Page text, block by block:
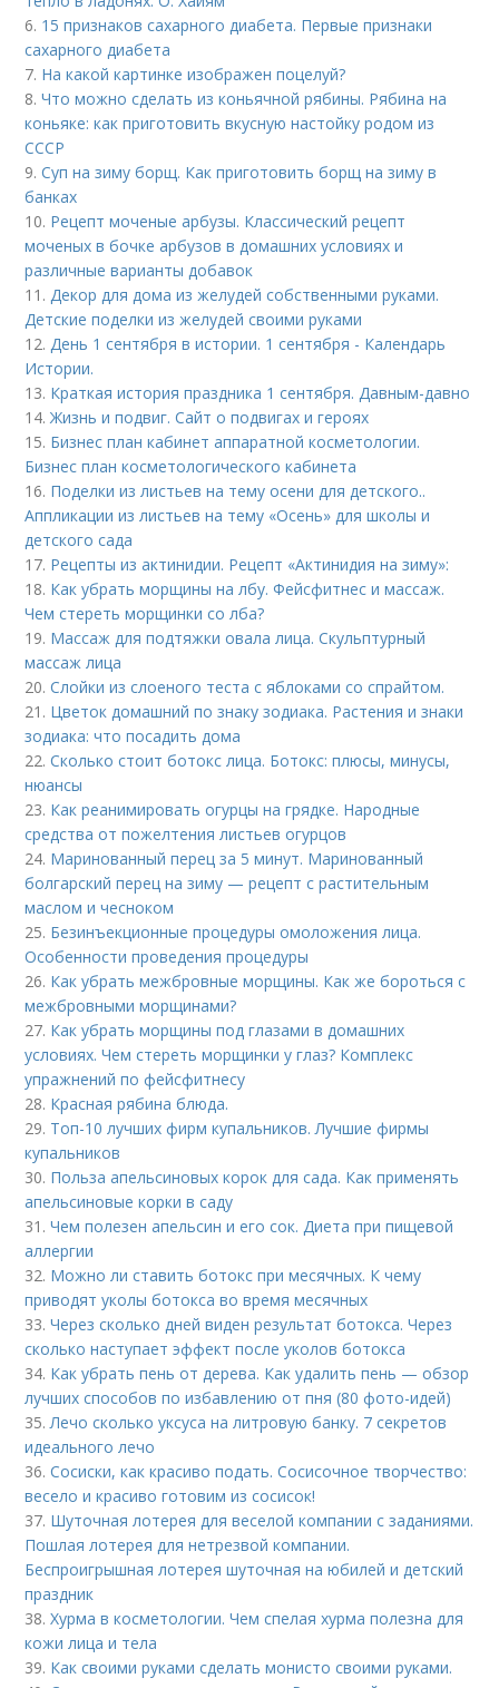
6. 15 признаков сахарного диабета. Первые признаки
сахарного диабета
7. На какой картинке изображен поцелуй?
8.Что можно сделать из коньячной рябины. Рябина на
коньяке: как приготовить вкусную настойку родом из
СССР
9.Суп на зиму борщ. Как приготовить борщ на зиму в
банках
10. Рецепт моченые арбузы. Классический рецепт
моченых в бочке арбузов в домашних условиях и
различные варианты добавок
11.Декор для дома из желудей собственными руками.
Детские поделки из желудей своими руками
12.День 1 сентября в истории. 1 сентября - Календарь
Истории.
13. Краткая история праздника 1 сентября. Давным-давно
14.Жизнь и подвиг. Сайт о подвигах и героях
15. Бизнес план кабинет аппаратной косметологии.
Бизнес план косметологического кабинета
16. Поделки из листьев на тему осени для детского..
Аппликации из листьев на тему «Осень» для школы и
детского сада
17. Рецепты из актинидии. Рецепт «Актинидия на зиму»:
18. Как убрать морщины на лбу. Фейсфитнес и массаж.
Чем стереть морщинки со лба?
19. Массаж для подтяжки овала лица. Скульптурный
массаж лица
20.Слойки из слоеного теста с яблоками со спрайтом.
21. Цветок домашний по знаку зодиака. Растения и знаки
зодиака: что посадить дома
22.Сколько стоит ботокс лица. Ботокс: плюсы, минусы,
нюансы
23. Как реанимировать огурцы на грядке. Народные
средства от пожелтения листьев огурцов
24. Маринованный перец за 5 минут. Маринованный
болгарский перец на зиму — рецепт с растительным
маслом и чесноком
25. Безинъекционные процедуры омоложения лица.
Особенности проведения процедуры
26. Как убрать межбровные морщины. Как же бороться с
межбровными морщинами?
27. Как убрать морщины под глазами в домашних
условиях. Чем стереть морщинки у глаз? Комплекс
упражнений по фейсфитнесу
28. Красная рябина блюда.
29. Топ-10 лучших фирм купальников. Лучшие фирмы
купальников
30. Польза апельсиновых корок для сада. Как применять
апельсиновые корки в саду
31.Чем полезен апельсин и его сок. Диета при пищевой
аллергии
32. Можно ли ставить ботокс при месячных. К чему
приводят уколы ботокса во время месячных
33.Через сколько дней виден результат ботокса. Через
сколько наступает эффект после уколов ботокса
34. Как убрать пень от дерева. Как удалить пень — обзор
лучших способов по избавлению от пня (80 фото-идей)
35.Лечо сколько уксуса на литровую банку. 7 секретов
идеального лечо
36.Сосиски, как красиво подать. Сосисочное творчество:
весело и красиво готовим из сосисок!
37. Шуточная лотерея для веселой компании с заданиями.
Пошлая лотерея для нетрезвой компании.
Беспроигрышная лотерея шуточная на юбилей и детский
праздник
38.Хурма в косметологии. Чем спелая хурма полезна для
кожи лица и тела
39. Как своими руками сделать монисто своими руками.